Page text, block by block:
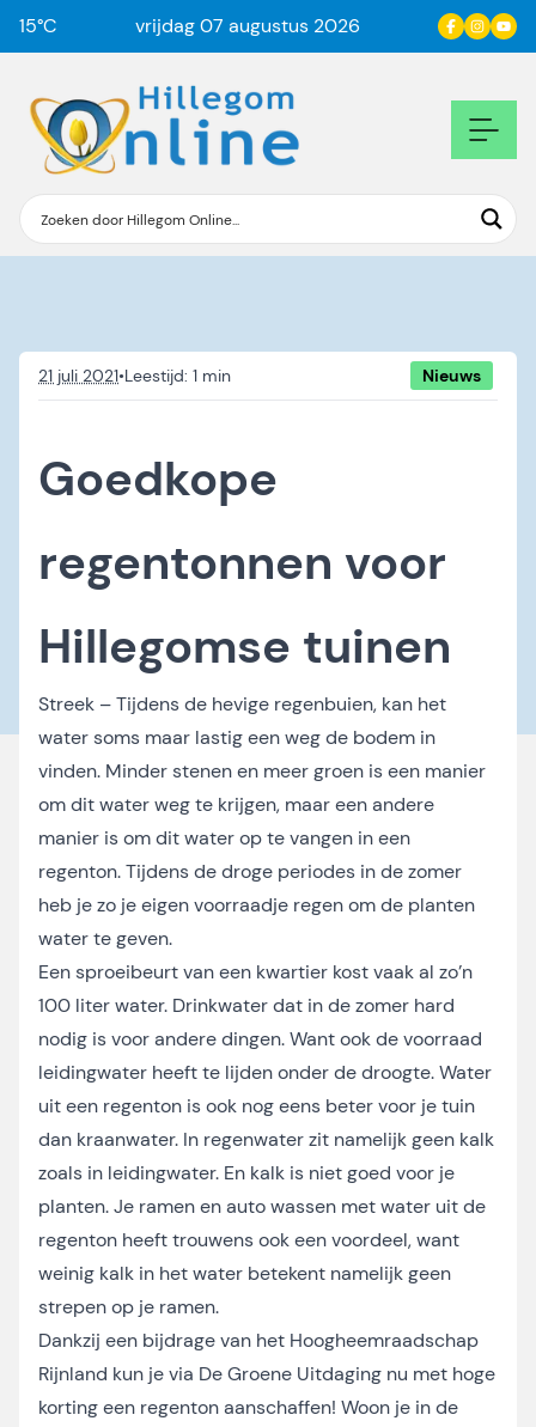
15°C vrijdag 07 augustus 2026
21 juli 2021• Nieuws
Goedkope
regentonnen voor
Hillegomse tuinen
Streek – Tijdens de hevige regenbuien, kan het
water soms maar lastig een weg de bodem in
vinden. Minder stenen en meer groen is een manier
om dit water weg te krijgen, maar een andere
manier is om dit water op te vangen in een
regenton. Tijdens de droge periodes in de zomer
heb je zo je eigen voorraadje regen om de planten
water te geven.
Een sproeibeurt van een kwartier kost vaak al zo’n
100 liter water. Drinkwater dat in de zomer hard
nodig is voor andere dingen. Want ook de voorraad
leidingwater heeft te lijden onder de droogte. Water
uit een regenton is ook nog eens beter voor je tuin
dan kraanwater. In regenwater zit namelijk geen kalk
zoals in leidingwater. En kalk is niet goed voor je
planten. Je ramen en auto wassen met water uit de
regenton heeft trouwens ook een voordeel, want
weinig kalk in het water betekent namelijk geen
strepen op je ramen.
Dankzij een bijdrage van het Hoogheemraadschap
Rijnland kun je via De Groene Uitdaging nu met hoge
korting een regenton aanschaffen! Woon je in de